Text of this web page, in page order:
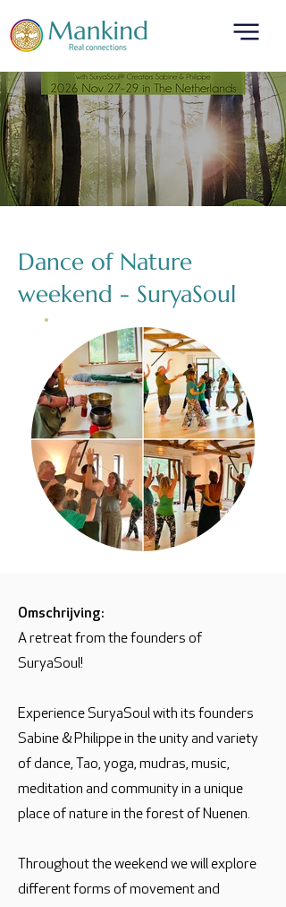
Dance of Nature
weekend - SuryaSoul
Omschrijving:
A retreat from the founders of
SuryaSoul!
Experience SuryaSoul with its founders
Sabine & Philippe in the unity and variety
of dance, Tao, yoga, mudras, music,
meditation and community in a unique
place of nature in the forest of Nuenen.
Throughout the weekend we will explore
different forms of movement and